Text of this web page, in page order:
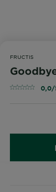
FRUCTIS
0,0/